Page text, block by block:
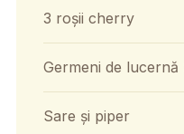
3 roșii cherry
Germeni de
Sare și piper